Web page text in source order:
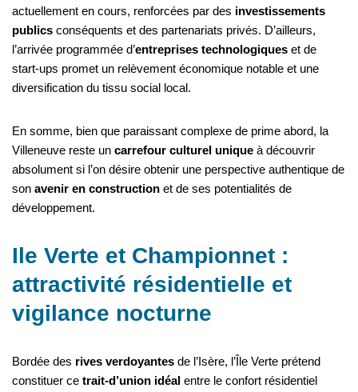
actuellement en cours, renforcées par des investissements
publics conséquents et des partenariats privés. D’ailleurs,
l’arrivée programmée d’entreprises technologiques et de
start-ups promet un relèvement économique notable et une
diversification du tissu social local.
En somme, bien que paraissant complexe de prime abord, la
Villeneuve reste un carrefour culturel unique à découvrir
absolument si l’on désire obtenir une perspective authentique de
son avenir en construction et de ses potentialités de
développement.
Ile Verte et Championnet :
attractivité résidentielle et
vigilance nocturne
Bordée des rives verdoyantes de l’Isère, l’Île Verte prétend
constituer ce trait-d’union idéal entre le confort résidentiel